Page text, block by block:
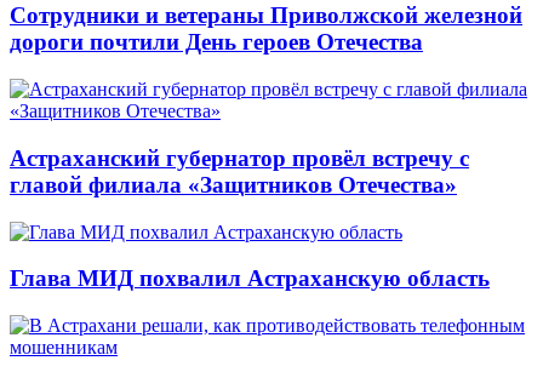
Сотрудники и ветераны Приволжской железной
дороги почтили День героев Отечества
Астраханский губернатор провёл встречу с
главой филиала «Защитников Отечества»
Глава МИД похвалил Астраханскую область